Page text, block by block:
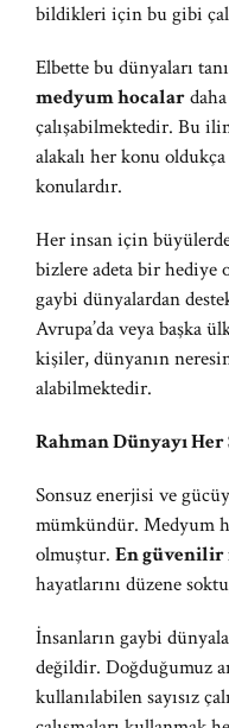
bildikleri için bu gibi
Elbette bu dünyaları
medyum hocalar
çalışabilmektedir. Bu
alakalı her konu
konulardır.
Her insan için
bizlere adeta bir
gaybi dünyalardan
Avrupa’da veya başka
kişiler, dünyanın
alabilmektedir.
Rahman Dünyayı
Sonsuz enerjisi ve
mümkündür. Medyum
olmuştur. En güvenilir
hayatlarını düzene
İnsanların gaybi
değildir. Doğduğumuz
kullanılabilen sayısız